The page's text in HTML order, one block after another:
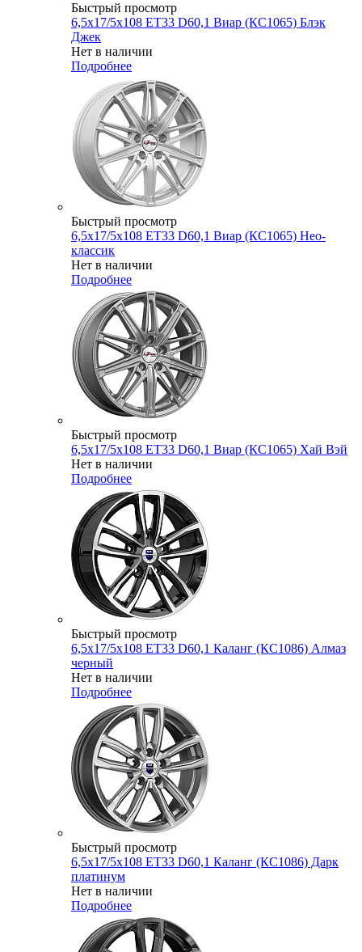
Быстрый просмотр
6,5x17/5x108 ET33 D60,1 Виар (КС1065) Блэк
Джек
Нет в наличии
Подробнее
Быстрый просмотр
6,5x17/5x108 ET33 D60,1 Виар (КС1065) Нео-
классик
Нет в наличии
Подробнее
Быстрый просмотр
6,5x17/5x108 ET33 D60,1 Виар (КС1065) Хай Вэй
Нет в наличии
Подробнее
Быстрый просмотр
6,5x17/5x108 ET33 D60,1 Каланг (КС1086) Алмаз
черный
Нет в наличии
Подробнее
Быстрый просмотр
6,5x17/5x108 ET33 D60,1 Каланг (КС1086) Дарк
платинум
Нет в наличии
Подробнее